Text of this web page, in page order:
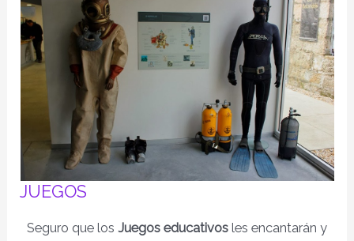
JUEGOS
Seguro que los Juegos educativos les encantarán y